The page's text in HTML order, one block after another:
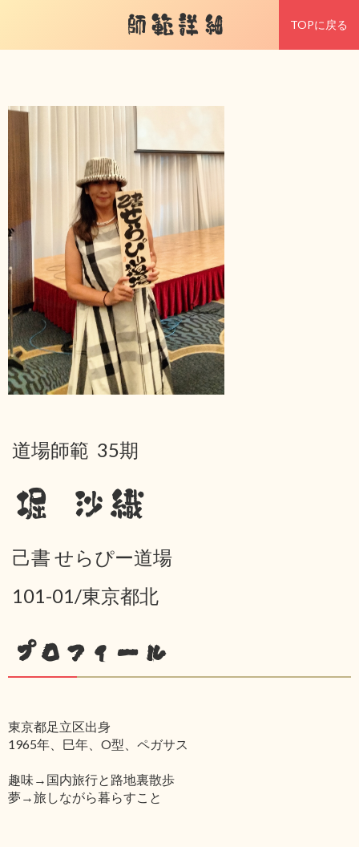
師範詳細 TOPに戻る
道場師範 35期
堀 沙織
己書 せらぴー道場
101-01/東京都北
プロフィール
東京都足立区出身
1965年、巳年、O型、ペガサス
趣味→国内旅行と路地裏散歩
夢→旅しながら暮らすこと